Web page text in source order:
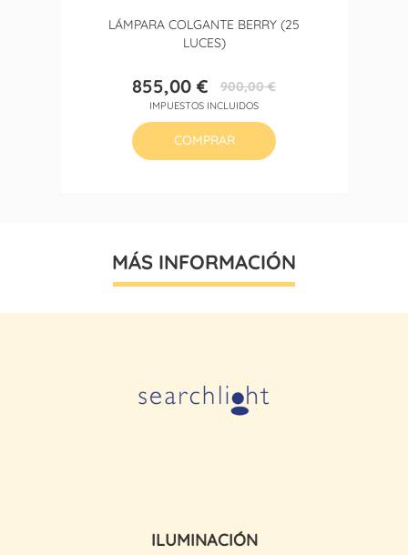
LÁMPARA COLGANTE BERRY (25
LUCES)
Precio
855,00 €Precio
base
900,00 €
IMPUESTOS INCLUIDOS
COMPRAR
MÁS INFORMACIÓN
ILUMINACIÓN